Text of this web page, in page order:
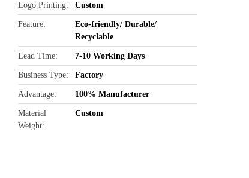
Logo Printing Custom
Feature
Eco-friendly/ Durable/
Recyclable
Lead Time 7-10 Working Days
Business Type Factory
Advantage 100% Manufacturer
Material
Weight
Custom